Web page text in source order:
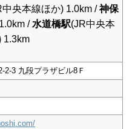
中央本線ほか) 1.0km /神保
/ 水道橋駅(JR中央本
1.3km
2-3 九段プラザビル8Ｆ